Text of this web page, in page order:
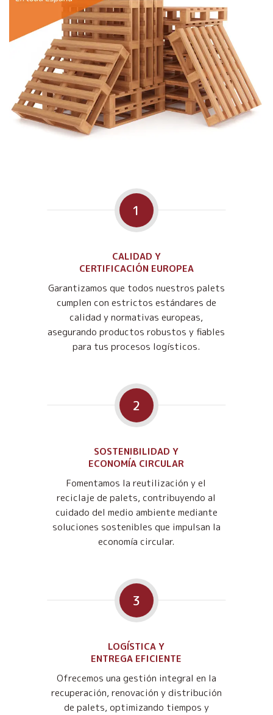
1
CALIDAD Y
CERTIFICACIÓN EUROPEA
Garantizamos que todos nuestros palets
cumplen con estrictos estándares de
calidad y normativas europeas,
asegurando productos robustos y fiables
para tus procesos logísticos.
2
SOSTENIBILIDAD Y
ECONOMÍA CIRCULAR
Fomentamos la reutilización y el
reciclaje de palets, contribuyendo al
cuidado del medio ambiente mediante
soluciones sostenibles que impulsan la
economía circular.
3
LOGÍSTICA Y
ENTREGA EFICIENTE
Ofrecemos una gestión integral en la
recuperación, renovación y distribución
de palets, optimizando tiempos y